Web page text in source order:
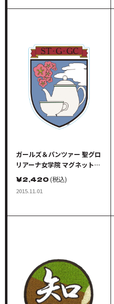
ガールズ＆パンツァー 聖グロ
リアーナ女学院 マグネットシ
ート
￥2,420(税込)
2015.11.01